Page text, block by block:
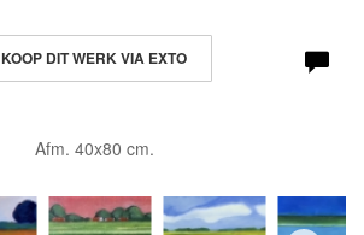
KOOP DIT WERK VIA EXTO
Afm. 40x80 cm.